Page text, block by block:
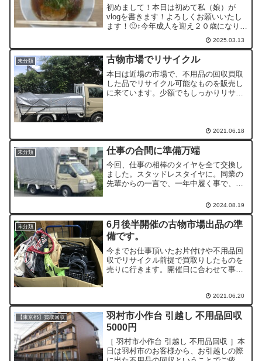
初めまして！本日は初めて私（娘）が
vlogを書きます！よろしくお願いいたし
ます！🙂‍↕️今年成人を迎え２０歳になりま
した。今までは地域の方々に支えてもら
ってばかりでしたが、これからは少しで
も私が地域の方々のお力になれるよう、
今年からグッドフ...
2025.03.13
未分類 古物市場でリサイクル
本日は近場の市場で、不用品の回収買取
した品でリサイクル可能なものを販売し
に来ています。少額でもしっかりリサイ
2021.06.18
未分類 仕事の合間に準備万端
今回、仕事の相棒のタイヤを全て交換し
ました。スタッドレスタイヤに。同業の
先輩からの一言で、一年中履く事で、急
うことです。2年持ってくれるとありがた
いです。
2024.08.19
未分類
6月後半開催の古物市場出品の準
備です。
今までお仕事頂いたお片付けや不用品回
収でリサイクル前提で買取りしたものを
売りに行きます。開催日に合わせて事前
備です。 こうして少しでも不用品のお片
付けコストを下げ、も...
2021.06.20
【東京都】買取回収
羽村市小作台 引越し 不用品回収
5000円
［ 羽村市小作台 引越し 不用品回収 ］本
日は羽村市のお客様から、お引越しの際